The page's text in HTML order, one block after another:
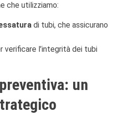
che utilizziamo:
di tubi, che assicurano
verificare l’integrità dei tubi
un